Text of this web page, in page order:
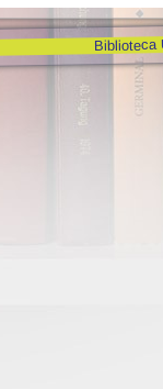
Biblioteca